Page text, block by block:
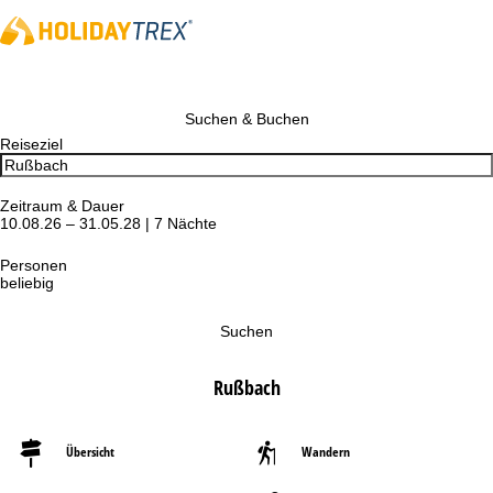
Suchen & Buchen
Reiseziel
Zeitraum & Dauer
10.08.26 – 31.05.28 | 7 Nächte
Personen
beliebig
Suchen
Rußbach
Übersicht Wandern